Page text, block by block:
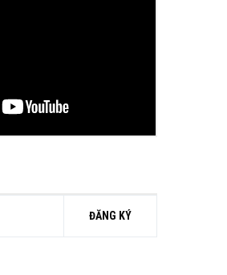
ĐĂNG KÝ